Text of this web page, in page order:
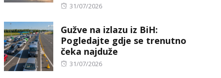
Posted
31/07/2026
Gužve na izlazu iz BiH:
Pogledajte gdje se trenutno
čeka najduže
Posted
31/07/2026